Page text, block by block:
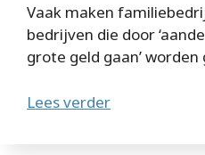
Vaak maken
bedrijven die door
grote geld gaan’ worden
Lees verder